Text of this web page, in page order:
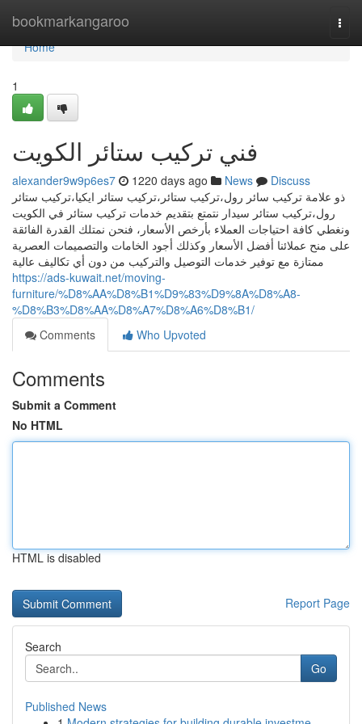
bookmarkangaroo
Home
Home
1
فني تركيب ستائر الكويت
alexander9w9p6es7 1220 days ago News
Discuss
ذو علامة تركيب سائر رول،تركيب ستائر،تركيب ستائر ايكيا،تركيب ستائر
رول،تركيب ستائر سيدار نتمتع بتقديم خدمات تركيب ستائر في الكويت
ونغطي كافة احتياجات العملاء بأرخص الأسعار، فنحن نمتلك القدرة الفائقة
على منح عملائنا أفضل الأسعار وكذلك أجود الخامات والتصميمات العصرية
ممتازة مع توفير خدمات التوصيل والتركيب من دون أي تكاليف عالية
https://ads-kuwait.net/moving-
furniture/%D8%AA%D8%B1%D9%83%D9%8A%D8%A8-
%D8%B3%D8%AA%D8%A7%D8%A6%D8%B1/
Comments
Who Upvoted
Comments
Submit a Comment
No HTML
HTML is disabled
Report Page
Search
Go
Published News